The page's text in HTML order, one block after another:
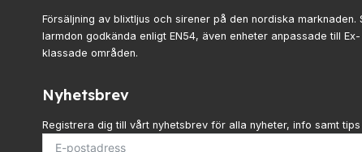
Försäljning av blixtljus och sirener på den nordiska marknaden.
larmdon godkända enligt EN54, även enheter anpassade till Ex-
klassade områden.
Nyhetsbrev
Registrera dig till vårt nyhetsbrev för alla nyheter, info samt tips